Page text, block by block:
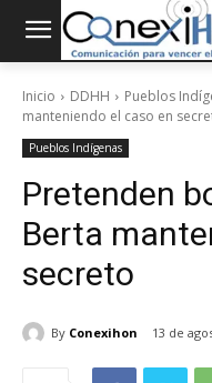
Inicio DDHH Pueblos
manteniendo el caso en
Pueblos Indígenas
Pretenden
Berta
secreto
By Conexihon 13 de